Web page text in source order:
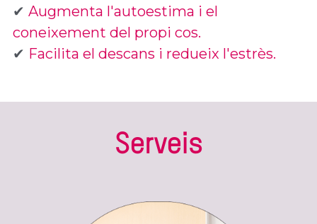
✔ Augmenta l'autoestima i el
coneixement del propi cos.
✔ Facilita el descans i redueix l'estrès.
Serveis